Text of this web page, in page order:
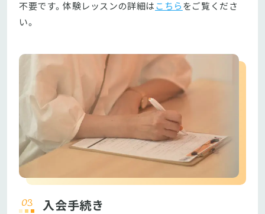
不要です。体験レッスンの詳細はこちらをご覧くださ
い。
入会手続き